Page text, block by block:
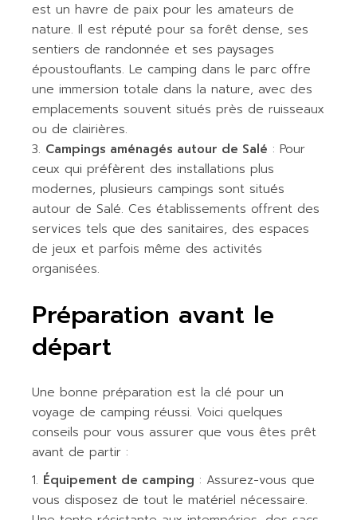
est un havre de paix pour les amateurs de
nature. Il est réputé pour sa forêt dense, ses
sentiers de randonnée et ses paysages
époustouflants. Le camping dans le parc offre
une immersion totale dans la nature, avec des
emplacements souvent situés près de ruisseaux
ou de clairières.
Campings aménagés autour de Salé : Pour
ceux qui préfèrent des installations plus
modernes, plusieurs campings sont situés
autour de Salé. Ces établissements offrent des
services tels que des sanitaires, des espaces
de jeux et parfois même des activités
organisées.
Préparation avant le
départ
Une bonne préparation est la clé pour un
voyage de camping réussi. Voici quelques
conseils pour vous assurer que vous êtes prêt
avant de partir :
Équipement de camping : Assurez-vous que
vous disposez de tout le matériel nécessaire.